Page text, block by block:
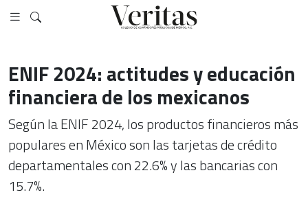
ENIF 2024: actitudes y educación
financiera de los mexicanos
Según la ENIF 2024, los productos financieros más
populares en México son las tarjetas de crédito
departamentales con 22.6% y las bancarias con
15.7%.